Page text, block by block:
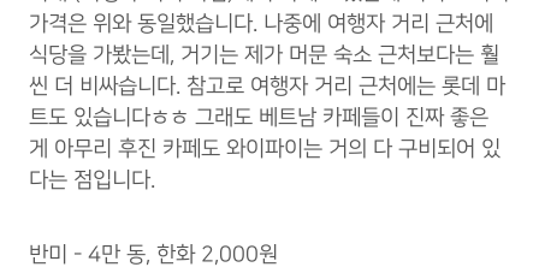
가격은 위와 동일했습니다. 나중에 여행자 거리 근처에
식당을 가봤는데, 거기는 제가 머문 숙소 근처보다는 훨
씬 더 비싸습니다. 참고로 여행자 거리 근처에는 롯데 마
트도 있습니다ㅎㅎ 그래도 베트남 카페들이 진짜 좋은
게 아무리 후진 카페도 와이파이는 거의 다 구비되어 있
다는 점입니다.
반미 - 4만 동, 한화 2,000원